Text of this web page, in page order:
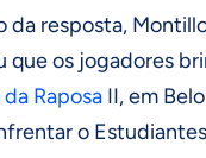
da resposta,
que os jogadores
Raposa II, em
o